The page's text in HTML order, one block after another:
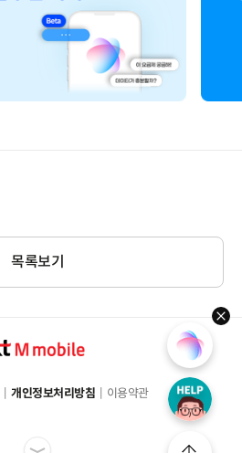
목록보기
개인정보처리방침 이용약관
help